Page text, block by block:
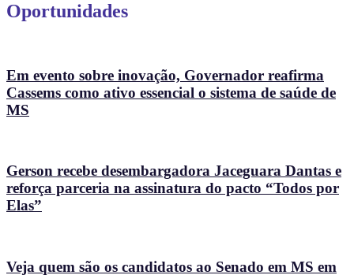
Oportunidades
Em evento sobre inovação, Governador reafirma
Cassems como ativo essencial o sistema de saúde de
MS
Gerson recebe desembargadora Jaceguara Dantas e
reforça parceria na assinatura do pacto “Todos por
Elas”
Veja quem são os candidatos ao Senado em MS em